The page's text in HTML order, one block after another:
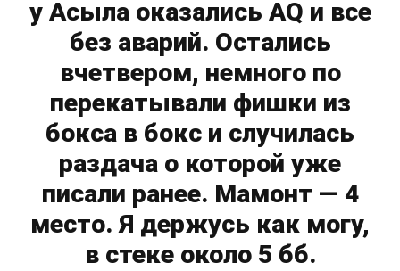
у Асыла оказались AQ и все
без аварий. Остались
вчетвером, немного по
перекатывали фишки из
бокса в бокс и случилась
раздача о которой уже
писали ранее. Мамонт — 4
место. Я держусь как могу,
в стеке около 5 бб.